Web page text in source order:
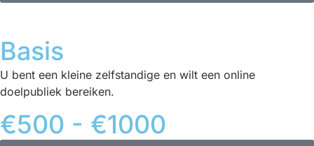
Basis
U bent een kleine zelfstandige en wilt een online
doelpubliek bereiken.
€500 - €1000